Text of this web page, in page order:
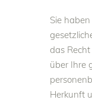
Sie
das
über Ihre
Herkunft